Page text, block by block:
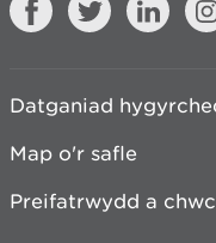
Datganiad
Map o'r safle
Preifatrwydd a